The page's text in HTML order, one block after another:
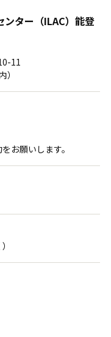
ンター （ILAC）能登
11
お願いします。